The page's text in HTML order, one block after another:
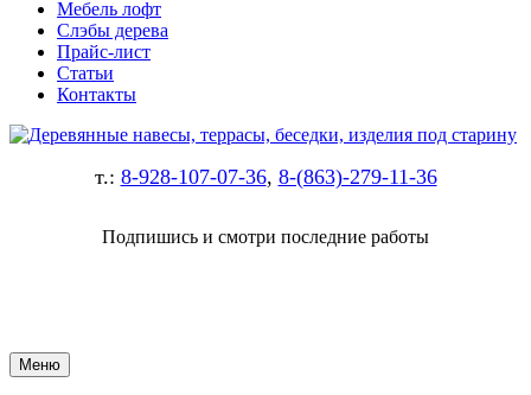
Мебель лофт
Слэбы дерева
Прайс-лист
Статьи
Контакты
т.: 8-928-107-07-36, 8-(863)-279-11-36
Подпишись и смотри последние работы
Меню